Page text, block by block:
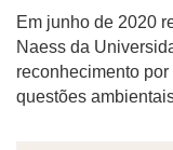
Em junho de 2020
Naess da
reconhecimento
questões